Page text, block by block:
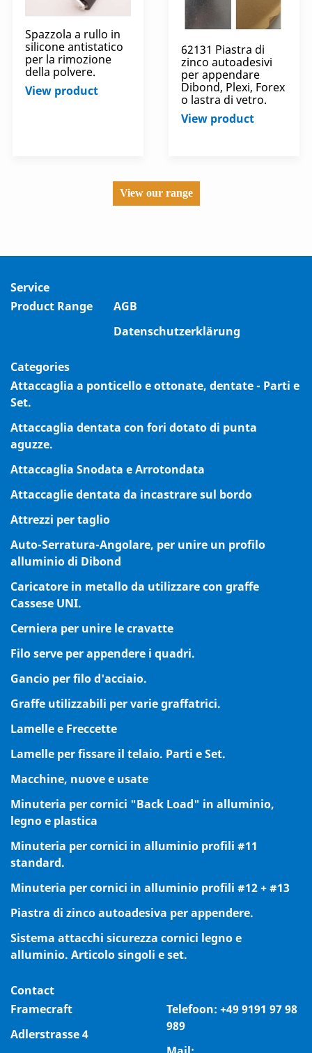
Spazzola a rullo in
silicone antistatico
per la rimozione
della polvere.
View product
62131 Piastra di
zinco autoadesivi
per appendare
Dibond, Plexi, Forex
o lastra di vetro.
View product
View our range
Service
Product Range
AGB
Datenschutzerklärung
Categories
Attaccaglia a ponticello e ottonate, dentate - Parti e
Set.
Attaccaglia dentata con fori dotato di punta
aguzze.
Attaccaglia Snodata e Arrotondata
Attaccaglie dentata da incastrare sul bordo
Attrezzi per taglio
Auto-Serratura-Angolare, per unire un profilo
alluminio di Dibond
Caricatore in metallo da utilizzare con graffe
Cassese UNI.
Cerniera per unire le cravatte
Filo serve per appendere i quadri.
Gancio per filo d'acciaio.
Graffe utilizzabili per varie graffatrici.
Lamelle e Freccette
Lamelle per fissare il telaio. Parti e Set.
Macchine, nuove e usate
Minuteria per cornici "Back Load" in alluminio,
legno e plastica
Minuteria per cornici in alluminio profili #11
standard.
Minuteria per cornici in alluminio profili #12 + #13
Piastra di zinco autoadesiva per appendere.
Sistema attacchi sicurezza cornici legno e
alluminio. Articolo singoli e set.
Contact
Framecraft
Adlerstrasse 4
Telefoon: +49 9191 97 98
989